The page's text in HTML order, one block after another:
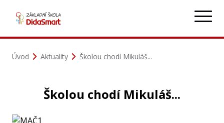
Úvod Aktuality Školou chodí Mikuláš...
Školou chodí Mikuláš...